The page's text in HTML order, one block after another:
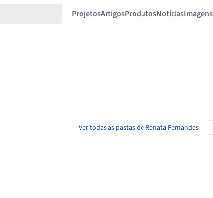
ProjetosArtigosProdutosNotíciasImagens
Ver todas as pastas de Renata Fernandes